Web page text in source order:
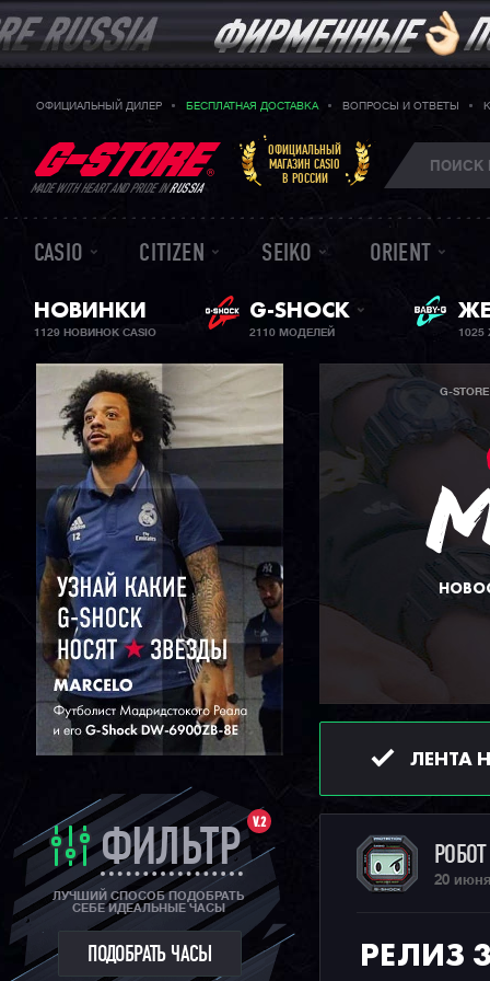
ОФИЦИАЛЬНЫЙ ДИЛЕР БЕСПЛАТНАЯ ДОСТАВКА ВОПРОСЫ И ОТВЕТЫ
MADE WITH HEART AND PRIDE INRUSSIA
ОФИЦИАЛЬНЫЙ
МАГАЗИН CASIO
В РОССИИ
CASIO CITIZEN SEIKO ORIENT
НОВИНКИ
1129 НОВИНОК CASIO
G-SHOCK
2110 МОДЕЛЕЙ
V.2
ФИЛЬТР
ЛУЧШИЙ СПОСОБ ПОДОБРАТЬ
СЕБЕ ИДЕАЛЬНЫЕ ЧАСЫ
ПОДОБРАТЬ ЧАСЫ
G-STORE
ЛЕНТА
20
РЕЛИЗ